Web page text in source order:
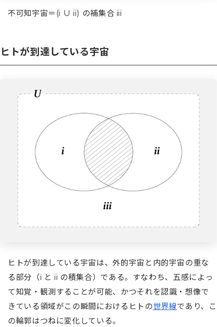
不可知宇宙＝(i ∪ ii) の補集合 iii
ヒトが到達している宇宙
ヒトが到達している宇宙は、外的宇宙と内的宇宙の重な
る部分（i と ii の積集合）である。すなわち、五感によっ
て知覚・観測することが可能、かつそれを認識・想像で
きている領域がこの瞬間におけるヒトの世界線であり、こ
の輪郭はつねに変化している。